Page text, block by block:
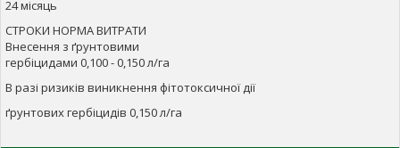
24 місяць
СТРОКИ НОРМА ВИТРАТИ
Внесення з ґрунтовими
гербіцидами 0,100 - 0,150 л/га
В разі ризиків виникнення фітотоксичної дії
ґрунтових гербіцидів 0,150 л/га